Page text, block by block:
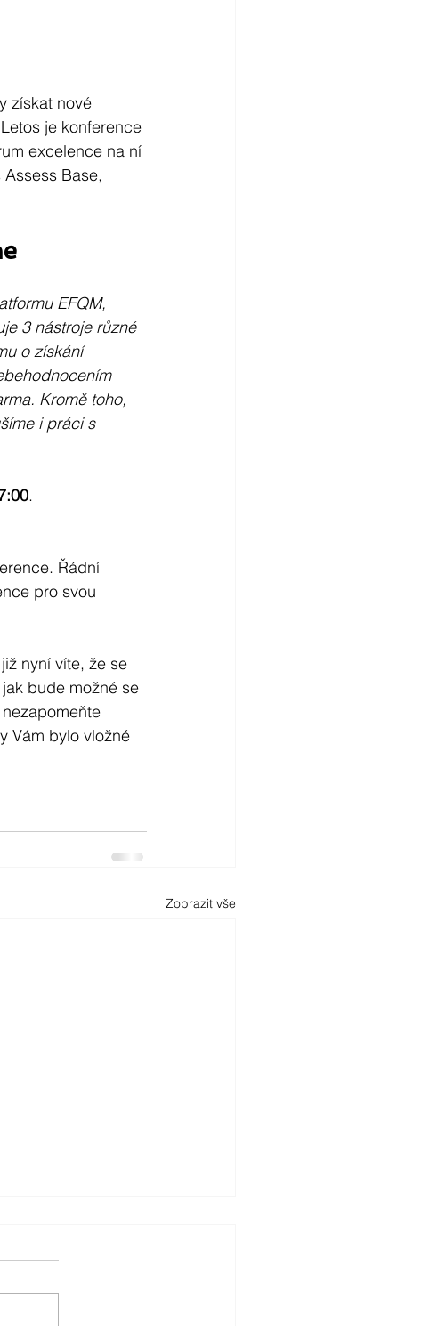
získat nové
je konference
excelence na ní
Base,
EFQM,
3 nástroje různé
o získání
Kromě toho,
i práci s
.
Řádní
pro svou
nyní víte, že se
bude možné se
Vám bylo vložné
Zobrazit vše